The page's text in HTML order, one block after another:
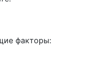
факторы: